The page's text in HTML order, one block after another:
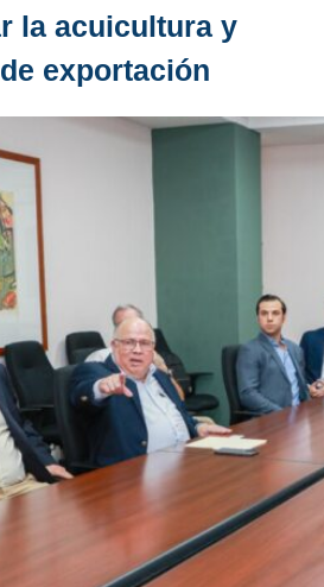
la acuicultura y
exportación